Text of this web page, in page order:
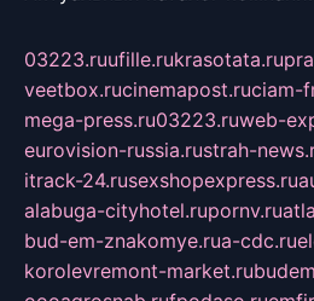
03223.ruufille.rukrasotata.ru
veetbox.rucinemapost.ruciam-
mega-press.ru03223.ruweb-
eurovision-russia.rustrah-
itrack-24.rusexshopexpress.ru
alabuga-cityhotel.rupornv.ru
bud-em-znakomye.rua-cdc.ru
korolevremont-market.ru